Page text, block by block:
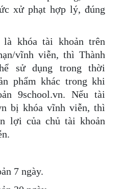
xử phạt hợp lý, đúng
khóa tài khoản trên
vĩnh viễn, thì Thành
sử dụng trong thời
phẩm khác trong khi
9school.vn. Nếu tài
bị khóa vĩnh viễn, thì
lợi của chủ tài khoản
7 ngày.